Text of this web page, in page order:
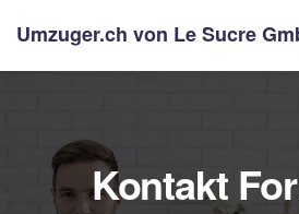
Umzuger.ch von Le Sucre
Kontakt